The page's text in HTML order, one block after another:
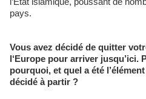
pays.
Vous avez décidé de quitter votre pays et de traverser toute
l‘Europe pour arriver jusqu’ici.
pourquoi, et quel a été
décidé à partir ?